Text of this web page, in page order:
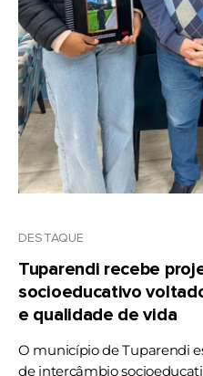
DESTAQUE
Tuparendi recebe
socioeducativo
e qualidade de vida
O município de Tuparendi
de intercâmbio